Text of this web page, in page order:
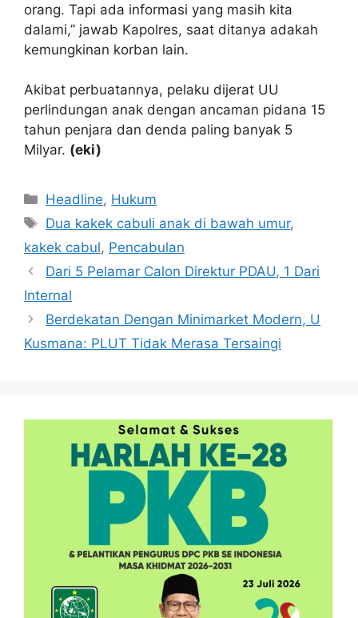
orang. Tapi ada informasi yang masih kita
dalami,” jawab Kapolres, saat ditanya adakah
kemungkinan korban lain.
Akibat perbuatannya, pelaku dijerat UU
perlindungan anak dengan ancaman pidana 15
tahun penjara dan denda paling banyak 5
Milyar. (eki)
Kategori
Headline, Hukum
Tag
Dua kakek cabuli anak di bawah umur,
kakek cabul, Pencabulan
Dari 5 Pelamar Calon Direktur PDAU, 1 Dari
Internal
Berdekatan Dengan Minimarket Modern, U
Kusmana: PLUT Tidak Merasa Tersaingi